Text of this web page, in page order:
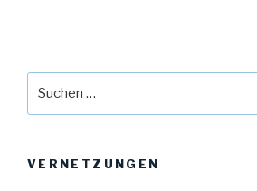
VERNETZUNGEN